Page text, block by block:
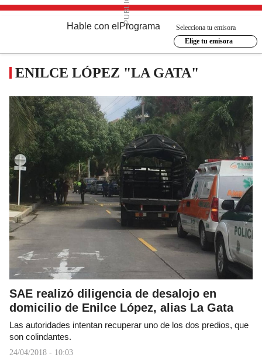
Hable con el Programa
Selecciona tu emisora
Elige tu emisora
ENILCE LÓPEZ "LA GATA"
SAE realizó diligencia de desalojo en
domicilio de Enilce López, alias La Gata
Las autoridades intentan recuperar uno de los dos predios, que
son colindantes.
24/04/2018 - 10:03